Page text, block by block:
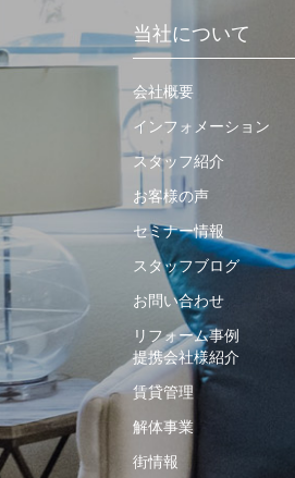
当社について
会社概要
インフォメーション
スタッフ紹介
お客様の声
セミナー情報
スタッフブログ
お問い合わせ
リフォーム事例
提携会社様紹介
賃貸管理
解体事業
街情報